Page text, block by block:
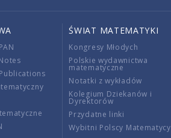
ŚWIAT MATEMATYKI
Kongresy Młodych
Polskie wydawnictwa
matematyczne
Notatki z wykładów
Kolegium Dziekanów i
Dyrektorów
Przydatne linki
Wybitni Polscy Matematycy